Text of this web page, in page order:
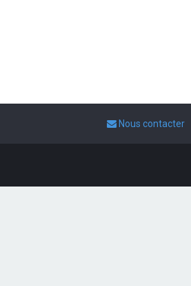
Nous contacter